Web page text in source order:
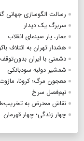
رسالت الگوسازی جهانی
سربرگ یک دیدار
عمار، یار سینمای انقلاب
هشدار تهران به ائتلاف
دشمنی با ایران بدون‌توقف
شمشیر دولبه سودبانکی
معجون مرگ؛ کرونا،
نیم‌فصل سرخ
نقاش معترض به
چهار زندگی؛ چهار قهرمان